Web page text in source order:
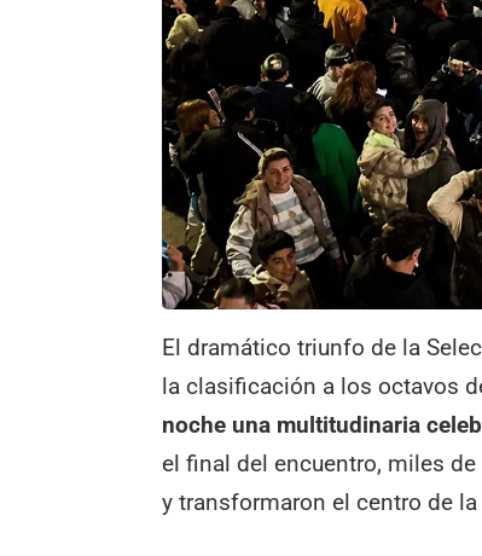
El dramático triunfo de la
la clasificación a los octavos
noche una multitudinaria
el final del encuentro, miles
y transformaron el centro de